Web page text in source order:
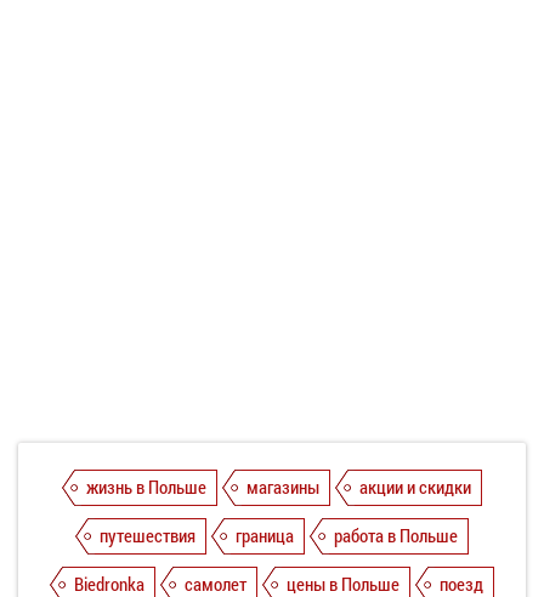
жизнь в Польше магазины
акции и скидки
путешествия
граница
работа в Польше
Biedronka
самолет цены в Польше
поезд